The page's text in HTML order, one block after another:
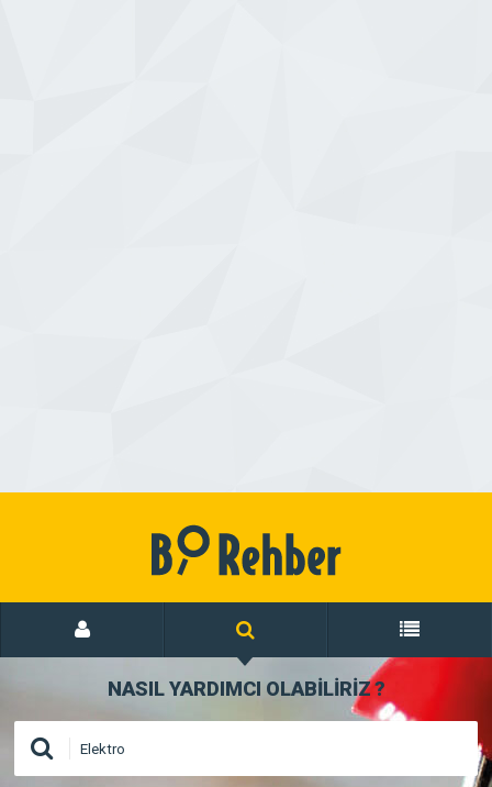
NASIL YARDIMCI OLABİLİRİZ?